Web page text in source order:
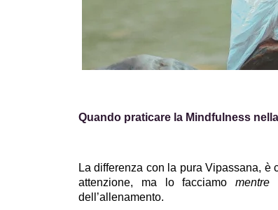
Quando praticare la Mindfulness
La differenza con la pura Vipassana,
attenzione, ma lo facciamo mentre
dell’allenamento.